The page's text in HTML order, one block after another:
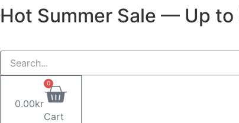
Skip
toHot Summer Sale — Up
0.00kr
0
Cart